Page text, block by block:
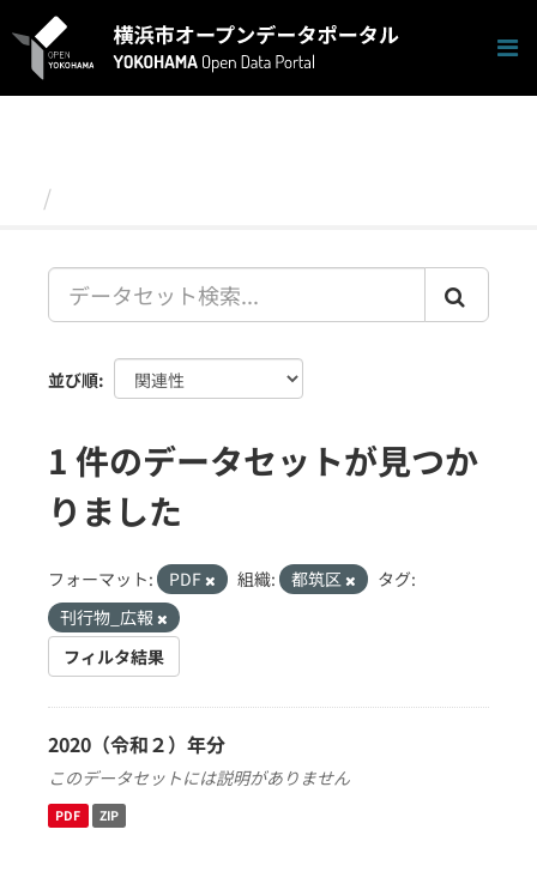
キ
並び順
1 件のデータセットが見つか
りました
フォーマット: PDF 組織: 都筑区
タグ:
刊行物_広報
フィルタ結果
2020（令和２）年分
このデータセットには説明がありません
PDF ZIP